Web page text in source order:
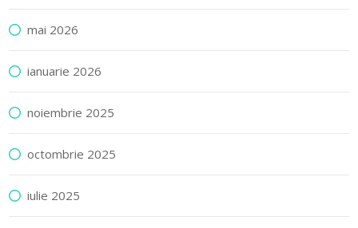
mai 2026
ianuarie 2026
noiembrie 2025
octombrie 2025
iulie 2025